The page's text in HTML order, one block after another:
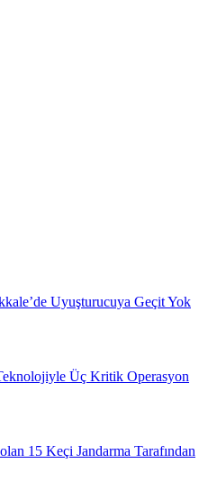
Uyuşturucuya Geçit Yok
Üç Kritik Operasyon
15 Keçi Jandarma Tarafından